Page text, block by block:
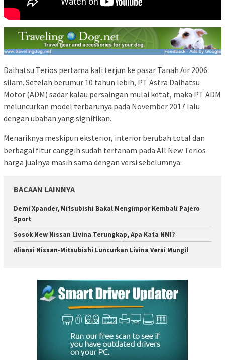
Daihatsu Terios pertama kali terjun ke pasar Tanah Air 2006
silam. Setelah berumur 10 tahun lebih, PT Astra Daihatsu
Motor (ADM) sadar kalau persaingan mulai ketat, maka PT ADM
meluncurkan model terbarunya pada November 2017 lalu
dengan ubahan yang signifikan.
Menariknya meskipun eksterior, interior berubah total dan
berbagai fitur canggih sudah tertanam pada All New Terios
harga jualnya masih sama dengan versi sebelumnya.
BACAAN LAINNYA
Demi Xpander, Mitsubishi Bakal Mengimpor Kembali Pajero
Sport
Sosok New Nissan Livina Terungkap, Apa Kata NMI?
Aliansi Nissan-Mitsubishi Luncurkan Livina Versi Mungil